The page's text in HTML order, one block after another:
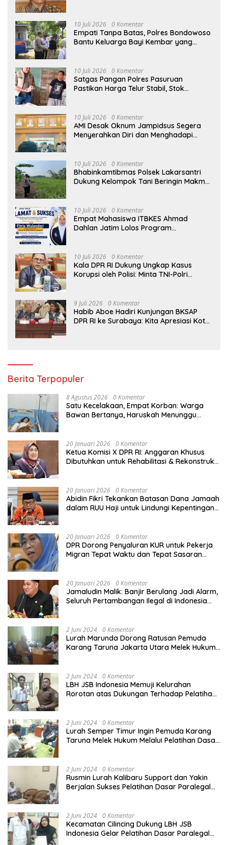
10 Juli 2026 0 Komentar
Empati Tanpa Batas, Polres Bondowoso
Bantu Keluarga Bayi Kembar yang
10 Juli 2026 0 Komentar
Satgas Pangan Polres Pasuruan
Pastikan Harga Telur Stabil, Stok
10 Juli 2026 0 Komentar
AMI Desak Oknum Jampidsus Segera
Menyerahkan Diri dan Menghadapi
10 Juli 2026 0 Komentar
Bhabinkamtibmas Polsek Lakarsantri
Dukung Kelompok Tani Beringin Makmur
10 Juli 2026 0 Komentar
Empat Mahasiswa ITBKES Ahmad
Dahlan Jatim Lolos Program
Global
10 Juli 2026 0 Komentar
Kala DPR RI Dukung Ungkap Kasus
Korupsi oleh Polisi: Minta TNI-Polri
9 Juli 2026 0 Komentar
Habib Aboe Hadiri Kunjungan BKSAP
DPR RI ke Surabaya: Kita Apresiasi Kota
Berita Terpopuler
8 Agustus 2026 0 Komentar
Satu Kecelakaan, Empat Korban: Warga
Bawan Bertanya, Haruskah Menunggu
20 Januari 2026 0 Komentar
Ketua Komisi X DPR RI: Anggaran Khusus
Dibutuhkan untuk Rehabilitasi & Rekonstruksi
20 Januari 2026 0 Komentar
Abidin Fikri Tekankan Batasan Dana Jamaah
dalam RUU Haji untuk Lindungi Kepentingan
20 Januari 2026 0 Komentar
DPR Dorong Penyaluran KUR untuk Pekerja
Migran Tepat Waktu dan Tepat Sasaran
20 Januari 2026 0 Komentar
Jamaludin Malik: Banjir Berulang Jadi Alarm,
Seluruh Pertambangan Ilegal di Indonesia
2 Juni 2024 0 Komentar
Lurah Marunda Dorong Ratusan Pemuda
Karang Taruna Jakarta Utara Melek Hukum
2 Juni 2024 0 Komentar
LBH JSB Indonesia Memuji Kelurahan
Rorotan atas Dukungan Terhadap Pelatihan
2 Juni 2024 0 Komentar
Lurah Semper Timur Ingin Pemuda Karang
Taruna Melek Hukum Melalui Pelatihan Dasar
2 Juni 2024 0 Komentar
Rusmin Lurah Kalibaru Support dan Yakin
Berjalan Sukses Pelatihan Dasar Paralegal
2 Juni 2024 0 Komentar
Kecamatan Cilincing Dukung LBH JSB
Indonesia Gelar Pelatihan Dasar Paralegal